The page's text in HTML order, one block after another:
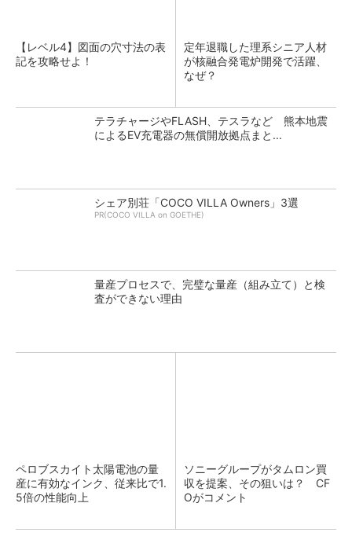
【レベル4】図面の穴寸法の表
記を攻略せよ！
定年退職した理系シニア人材
が核融合発電炉開発で活躍、
なぜ？
テラチャージやFLASH、テスラなど 熊本地震
によるEV充電器の無償開放拠点まと...
シェア別荘「COCO VILLA Owners」3選
PR(COCO VILLA on GOETHE)
量産プロセスで、完璧な量産（組み立て）と検
査ができない理由
ペロブスカイト太陽電池の量
産に有効なインク、従来比で1.
5倍の性能向上
ソニーグループがタムロン買
収を提案、その狙いは？ CF
Oがコメント